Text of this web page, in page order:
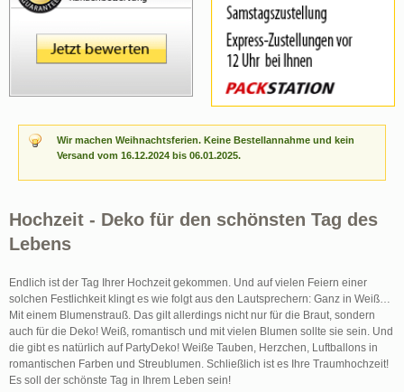
Wir machen Weihnachtsferien. Keine Bestellannahme und kein
Versand vom 16.12.2024 bis 06.01.2025.
Hochzeit - Deko für den schönsten Tag des
Lebens
Endlich ist der Tag Ihrer Hochzeit gekommen. Und auf vielen Feiern einer
solchen Festlichkeit klingt es wie folgt aus den Lautsprechern: Ganz in Weiß…
Mit einem Blumenstrauß. Das gilt allerdings nicht nur für die Braut, sondern
auch für die Deko! Weiß, romantisch und mit vielen Blumen sollte sie sein. Und
die gibt es natürlich auf PartyDeko! Weiße Tauben, Herzchen, Luftballons in
romantischen Farben und Streublumen. Schließlich ist es Ihre Traumhochzeit!
Es soll der schönste Tag in Ihrem Leben sein!